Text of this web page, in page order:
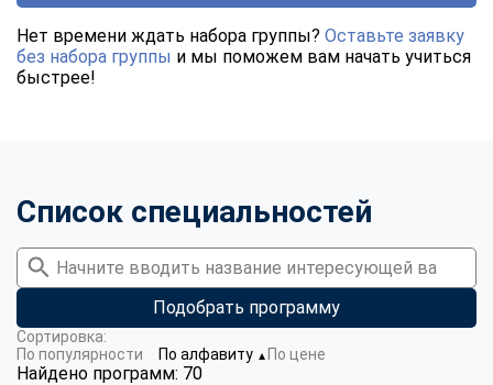
Нет времени ждать набора группы? Оставьте заявку
без набора группы и мы поможем вам начать учиться
быстрее!
Список специальностей
Подобрать программу
Найдено программ: 70
Сортировка:
По популярности
По алфавиту ▼ По цене